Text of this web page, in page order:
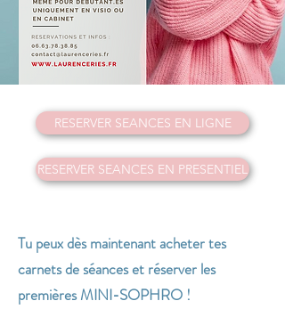
RESERVER SEANCES EN LIGNE
RESERVER SEANCES EN PRESENTIEL
Tu peux dès maintenant acheter tes
carnets de séances et réserver les
premières MINI-SOPHRO !